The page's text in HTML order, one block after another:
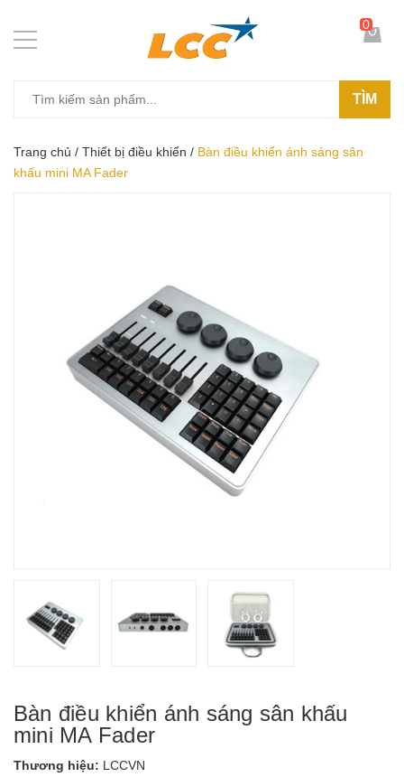
TÌM
0
Trang chủ / Thiết bị điều khiển / Bàn điều khiển ánh sáng sân
khấu mini MA Fader
Bàn điều khiển ánh sáng sân khấu
mini MA Fader
Thương hiệu: LCCVN